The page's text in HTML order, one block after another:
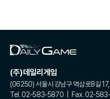
(주)데일리게임
(06250) 서울시 강남구 역삼로8길
Tel. 02-583-5870 | Fax. 02-